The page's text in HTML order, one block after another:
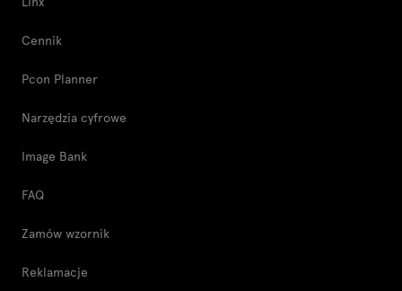
Cennik
Pcon Planner
Narzędzia cyfrowe
Image Bank
FAQ
Zamów wzornik
Reklamacje